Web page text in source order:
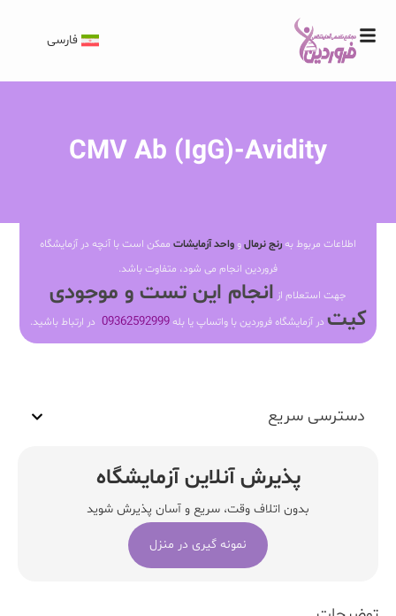
فارسی
CMV Ab (IgG)-Avidity
اطلاعات مربوط بهرنج نرمالو واحد آزمایشات ممکن است با آنچه در آزمایشگاه
فروردین انجام می شود، متفاوت باشد.
جهت استعلام از انجام این تست و موجودی
کیت در آزمایشگاه فروردین با واتساپ یا بله09362592999 در ارتباط باشید.
دسترسی سریع
پذیرش آنلاین آزمایشگاه
بدون اتلاف وقت، سریع و آسان پذیرش شوید
نمونه گیری در منزل